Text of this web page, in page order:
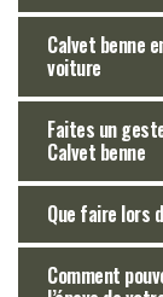
Calvet benne
voiture
Faites un
Calvet benne
Que faire lors
Comment